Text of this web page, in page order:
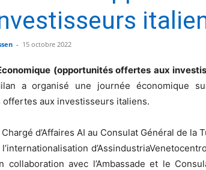
- 15 octobre 2022
(opportunités offertes aux
a organisé une journée économique
aux investisseurs italiens.
d’Affaires AI au Consulat Général de la
avec l’Ambassade et le